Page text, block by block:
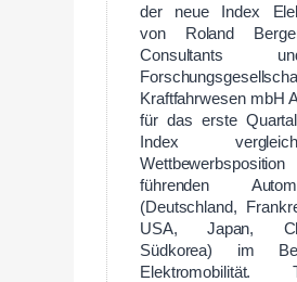
der neue Index
von Roland
Consultants
Kraftfahrwesen mbH
für das erste
Index
führenden
(Deutschland,
USA, Japan,
Südkorea) im
Elektromobilität.